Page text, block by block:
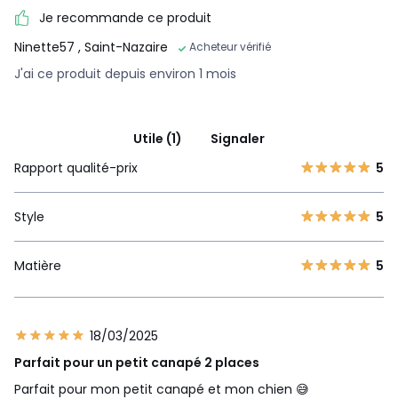
Je recommande ce produit
Ninette57 , Saint-Nazaire Acheteur vérifié
J'ai ce produit depuis environ 1 mois
Utile (1)
Signaler
Rapport qualité-prix
5
Style 5
Matière 5
18/03/2025
Parfait pour un petit canapé 2 places
Parfait pour mon petit canapé et mon chien 😅